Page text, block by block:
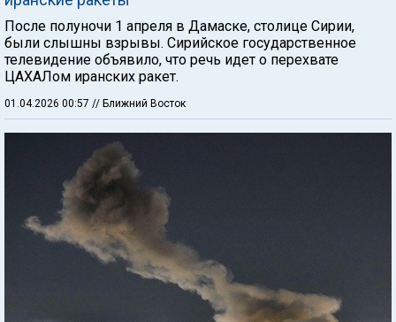
После полуночи 1 апреля в Дамаске, столице Сирии,
были слышны взрывы. Сирийское государственное
телевидение объявило, что речь идет о перехвате
ЦАХАЛом иранских ракет.
01.04.2026 00:57 // Ближний Восток